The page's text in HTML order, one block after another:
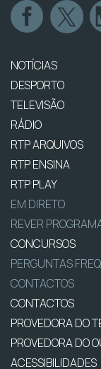
NOTÍCIAS
DESPORTO
TELEVISÃO
RÁDIO
RTP ARQUIVOS
RTP ENSINA
RTP PLAY
EM DIRETO
REVER
CONCURSOS
PERGUNTAS
CONTACTOS
CONTACTOS
PROVEDORA DO
PROVEDORA DO
ACESSIBILIDADES